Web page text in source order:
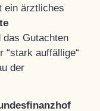
ein ärztliches
das Gutachten
“stark auffällige“
der